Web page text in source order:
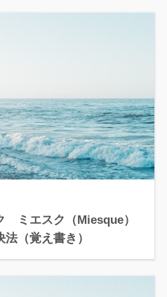
ミエスク（Miesque）
（覚え書き）